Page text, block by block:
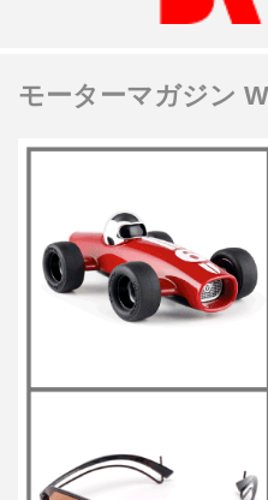
モーターマガジン